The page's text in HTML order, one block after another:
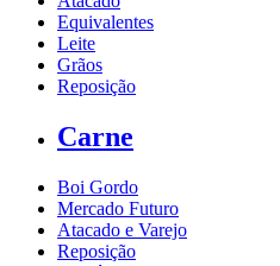
Equivalentes
Leite
Grãos
Reposição
Carne
Boi Gordo
Mercado Futuro
Atacado e Varejo
Reposição